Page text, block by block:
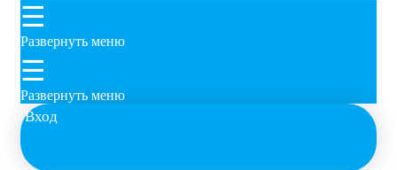
☰
Развернуть меню
☰
Развернуть меню
Вход